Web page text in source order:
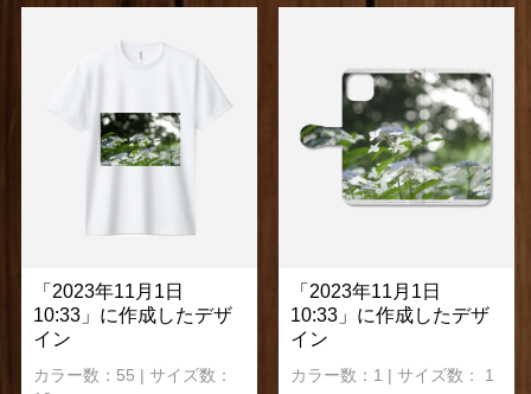
「2023年11月1日
10:33」に作成したデザ
イン
カラー数：55 | サイズ数：
「2023年11月1日
10:33」に作成したデザ
イン
カラー数：1 | サイズ数： 1